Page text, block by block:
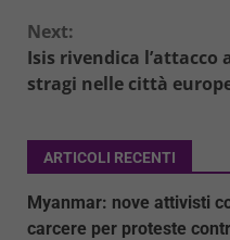
Next:
Isis rivendica l’attacco
stragi nelle città
ARTICOLI RECENTI
Myanmar: nove attivisti
carcere per proteste